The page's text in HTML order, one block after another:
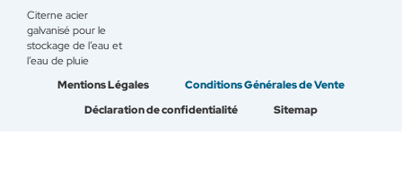
Citerne acier
galvanisé pour le
stockage de l’eau et
l’eau de pluie
Mentions Légales
Conditions Générales de Vente
Déclaration de confidentialité
Sitemap